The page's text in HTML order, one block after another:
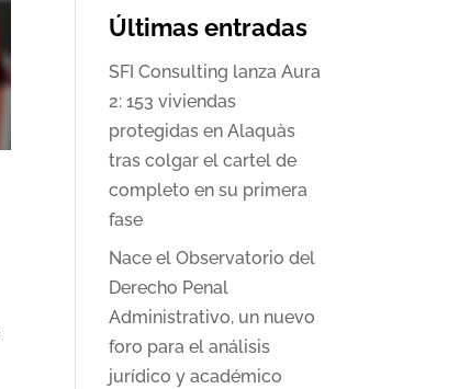
Últimas entradas
SFI Consulting lanza Aura
2: 153 viviendas
protegidas en Alaquàs
tras colgar el cartel de
completo en su primera
fase
Nace el Observatorio del
Derecho Penal
Administrativo, un nuevo
foro para el análisis
jurídico y académico